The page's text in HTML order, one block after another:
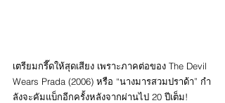
เตรียมกรี๊ดให้สุดเสียง เพราะภาคต่อของ The Devil
Wears Prada (2006) หรือ “นางมารสวมปราด้า” กำ
ลังจะคัมแบ็กอีกครั้งหลังจากผ่านไป 20 ปีเต็ม!